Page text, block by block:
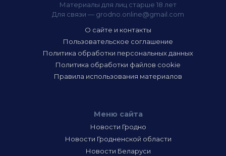
Материалы для лиц старше 18 лет
Для связи — grodno.online@gmail.com
О сайте и контакты
Пользовательское соглашение
Политика обработки персональных данных
Политика обработки файлов cookie
Правила использования материалов
Меню сайта
Новости Гродно
Новости Гродненской области
Новости Беларуси